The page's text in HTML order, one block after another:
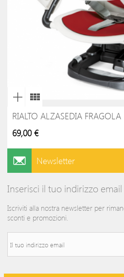
RIALTO ALZASEDIA FRAGOLA
69,00 €
Newsletter
Inserisci il tuo indirizzo email
Iscriviti alla nostra newsletter per
sconti e promozioni.